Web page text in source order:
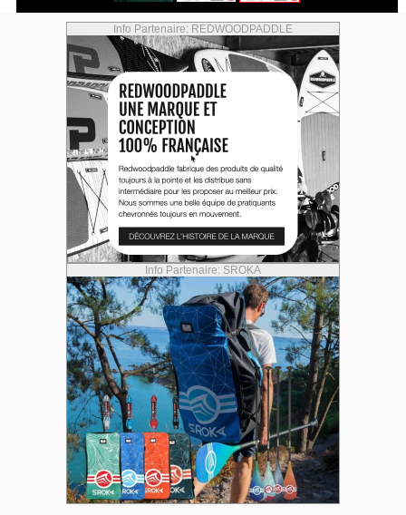
Info Partenaire: REDWOODPADDLE
Info Partenaire: SROKA